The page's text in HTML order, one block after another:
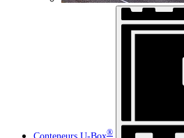
Conteneurs U-Box®